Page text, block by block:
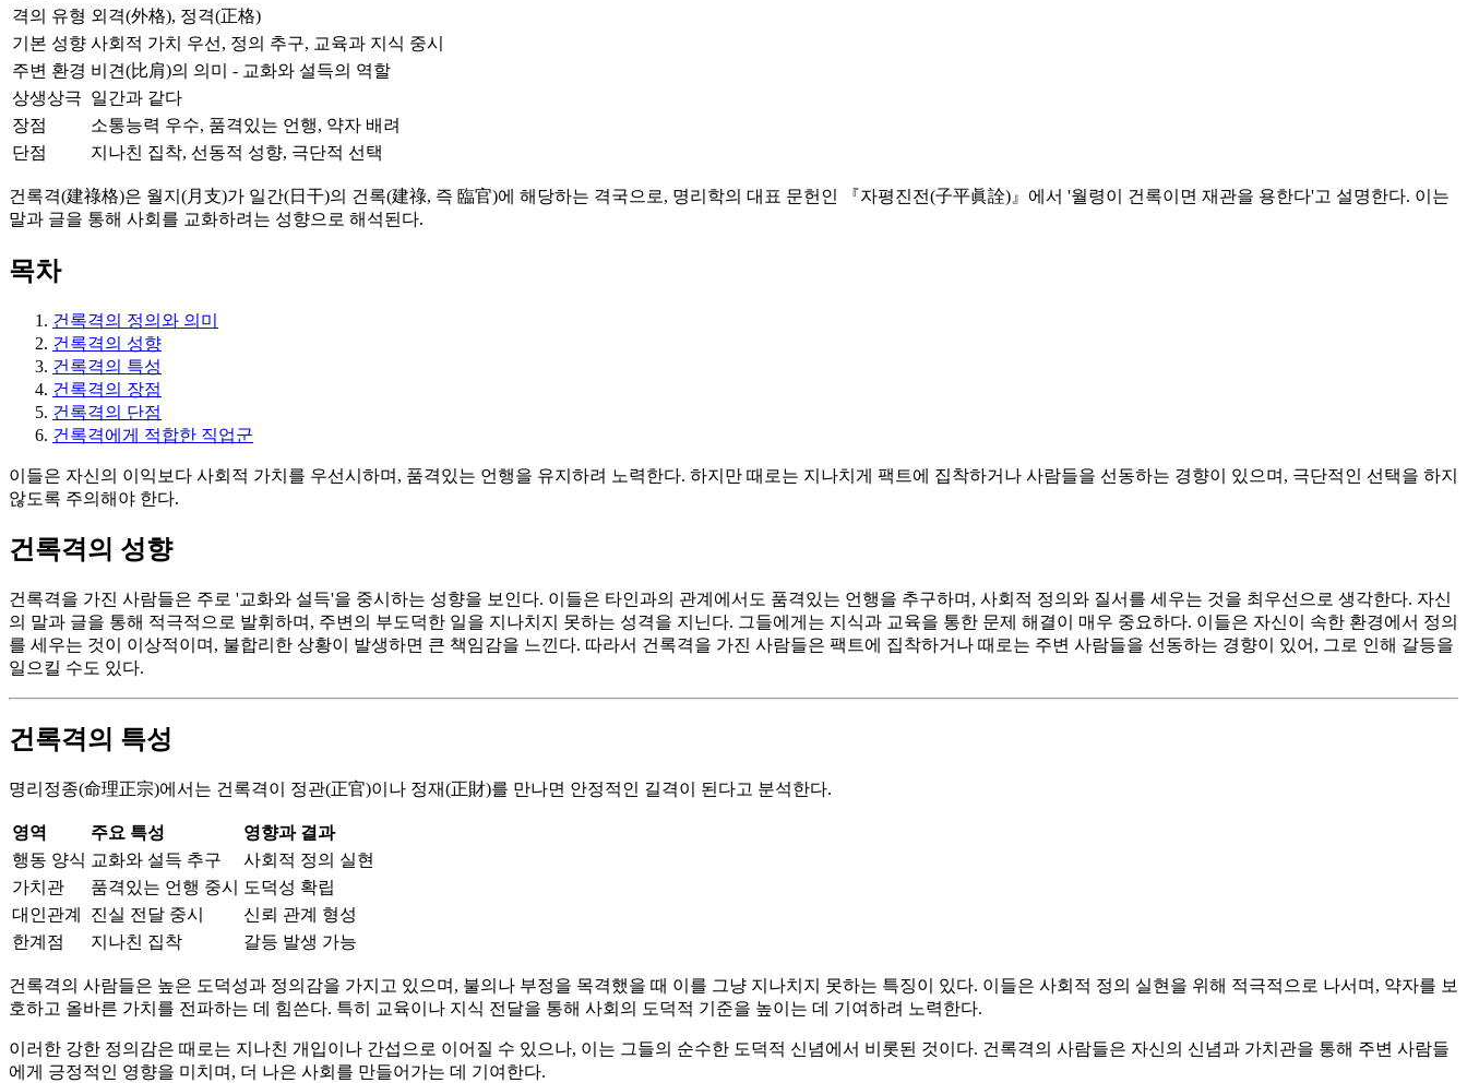
격의 유형 외격(外格), 정격(正格)
기본 성향 사회적 가치 우선, 정의 추구, 교육과 지식 중시
주변 환경 비견(比肩)의 의미 - 교화와 설득의 역할
상생상극 일간과 같다
장점
소통능력 우수, 품격있는 언행, 약자 배려
단점
지나친 집착, 선동적 성향, 극단적 선택
건록격(建祿格)은 월지(月支)가 일간(日干)의 건록(建祿, 즉 臨官)에 해당하는 격국으로, 명리학의 대표 문헌인 『자평진전(子平眞詮)』에서 '월령이 건록이면 재관을 용한다'고 설명한다. 이는
말과 글을 통해 사회를 교화하려는 성향으로 해석된다.
목차
건록격의 정의와 의미
건록격의 성향
건록격의 특성
건록격의 장점
건록격의 단점
건록격에게 적합한 직업군
이들은 자신의 이익보다 사회적 가치를 우선시하며, 품격있는 언행을 유지하려 노력한다. 하지만 때로는 지나치게 팩트에 집착하거나 사람들을 선동하는 경향이 있으며, 극단적인 선택을 하지
않도록 주의해야 한다.
건록격의 성향
건록격을 가진 사람들은 주로 '교화와 설득'을 중시하는 성향을 보인다. 이들은 타인과의 관계에서도 품격있는 언행을 추구하며, 사회적 정의와 질서를 세우는 것을 최우선으로 생각한다. 자신
의 말과 글을 통해 적극적으로 발휘하며, 주변의 부도덕한 일을 지나치지 못하는 성격을 지닌다. 그들에게는 지식과 교육을 통한 문제 해결이 매우 중요하다. 이들은 자신이 속한 환경에서 정의
를 세우는 것이 이상적이며, 불합리한 상황이 발생하면 큰 책임감을 느낀다. 따라서 건록격을 가진 사람들은 팩트에 집착하거나 때로는 주변 사람들을 선동하는 경향이 있어, 그로 인해 갈등을
일으킬 수도 있다.
건록격의 특성
명리정종(命理正宗)에서는 건록격이 정관(正官)이나 정재(正財)를 만나면 안정적인 길격이 된다고 분석한다.
영역 주요 특성
영향과 결과
행동 양식 교화와 설득 추구
사회적 정의 실현
가치관
품격있는 언행 중시
도덕성 확립
대인관계
진실 전달 중시
신뢰 관계 형성
한계점
지나친 집착 갈등 발생 가능
건록격의 사람들은 높은 도덕성과 정의감을 가지고 있으며, 불의나 부정을 목격했을 때 이를 그냥 지나치지 못하는 특징이 있다. 이들은 사회적 정의 실현을 위해 적극적으로 나서며, 약자를 보
호하고 올바른 가치를 전파하는 데 힘쓴다. 특히 교육이나 지식 전달을 통해 사회의 도덕적 기준을 높이는 데 기여하려 노력한다.
이러한 강한 정의감은 때로는 지나친 개입이나 간섭으로 이어질 수 있으나, 이는 그들의 순수한 도덕적 신념에서 비롯된 것이다. 건록격의 사람들은 자신의 신념과 가치관을 통해 주변 사람들
에게 긍정적인 영향을 미치며, 더 나은 사회를 만들어가는 데 기여한다.